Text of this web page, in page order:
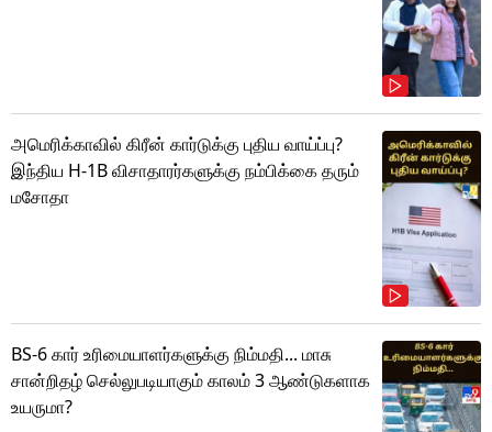
அமெரிக்காவில் கிரீன் கார்டுக்கு புதிய வாய்ப்பு?
இந்திய H-1B விசாதாரர்களுக்கு நம்பிக்கை தரும்
மசோதா
BS-6 கார் உரிமையாளர்களுக்கு நிம்மதி... மாசு
சான்றிதழ் செல்லுபடியாகும் காலம் 3 ஆண்டுகளாக
உயருமா?